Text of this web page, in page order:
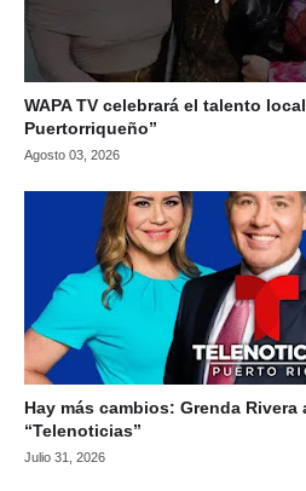
WAPA TV celebrará el talento
Puertorriqueño”
Agosto 03, 2026
Hay más cambios: Grenda
“Telenoticias”
Julio 31, 2026